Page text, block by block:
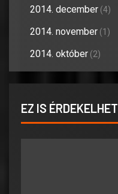
2014. december (4)
2014. november (1)
2014. október (2)
EZ IS ÉRDEKELHET